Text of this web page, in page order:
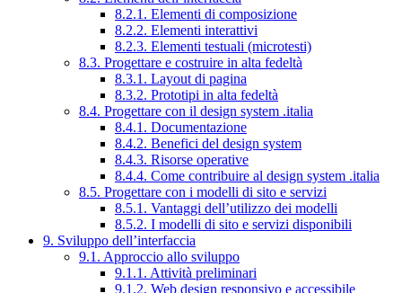
8.2.1. Elementi di composizione
8.2.2. Elementi interattivi
8.2.3. Elementi testuali (microtesti)
8.3. Progettare e costruire in alta fedeltà
8.3.1. Layout di pagina
8.3.2. Prototipi in alta fedeltà
8.4. Progettare con il design system .italia
8.4.1. Documentazione
8.4.2. Benefici del design system
8.4.3. Risorse operative
8.4.4. Come contribuire al design system .italia
8.5. Progettare con i modelli di sito e servizi
8.5.1. Vantaggi dell’utilizzo dei modelli
8.5.2. I modelli di sito e servizi disponibili
9. Sviluppo dell’interfaccia
9.1. Approccio allo sviluppo
9.1.1. Attività preliminari
9.1.2. Web design responsivo e accessibile